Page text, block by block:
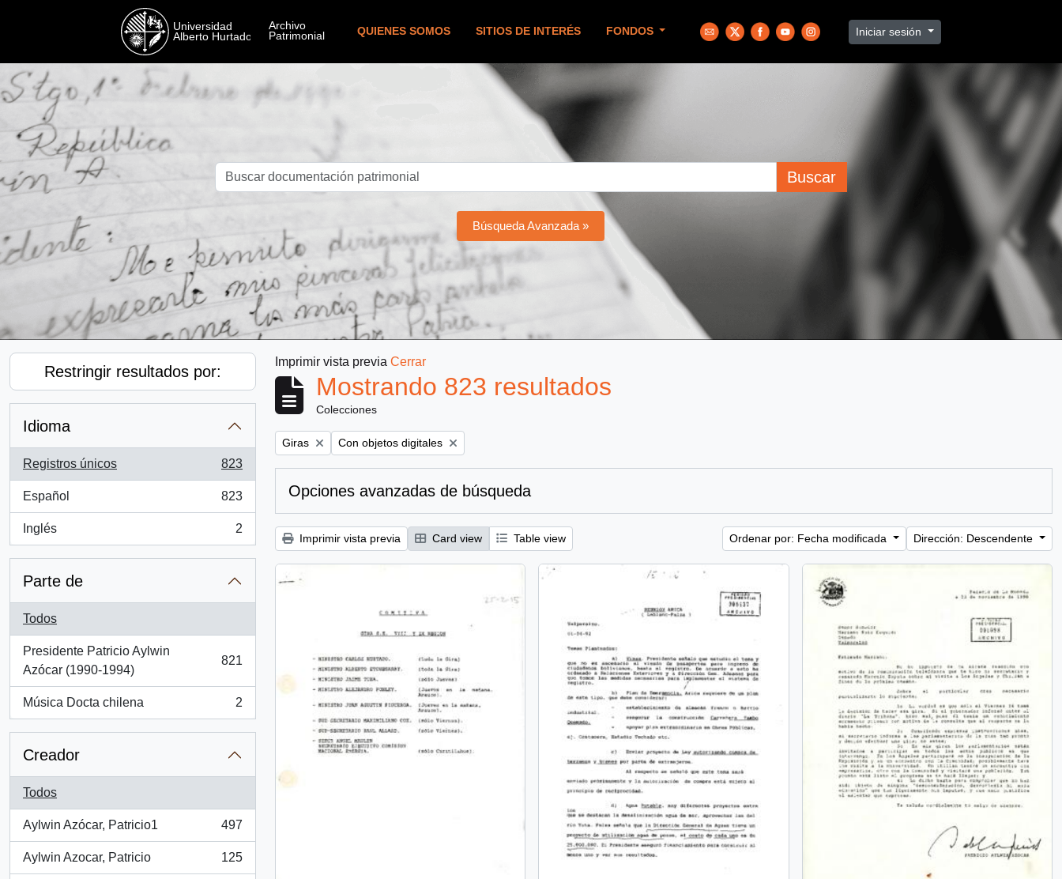
QUIENES SOMOS SITIOS DE INTERÉS FONDOS Iniciar sesión
Buscar
Búsqueda Avanzada »
Restringir resultados por:
Idioma
Registros únicos
, 823 resultados
823
Español
, 823 resultados
823
Inglés
, 2 resultados
2
Parte de
Todos
Presidente Patricio Aylwin
Azócar (1990-1994)
, 821 resultados
821
Música Docta chilena
, 2 resultados
2
Creador
Todos
Aylwin Azócar, Patricio1
, 497 resultados
497
Aylwin Azocar, Patricio
, 125 resultados
125
Imprimir vista previa Cerrar
Mostrando 823 resultados
Colecciones
Remove filter:
Giras Remove filter:
Con objetos digitales
Opciones avanzadas de búsqueda
Imprimir vista previa Card view Table view Ordenar por: Fecha modificada Dirección: Descendente